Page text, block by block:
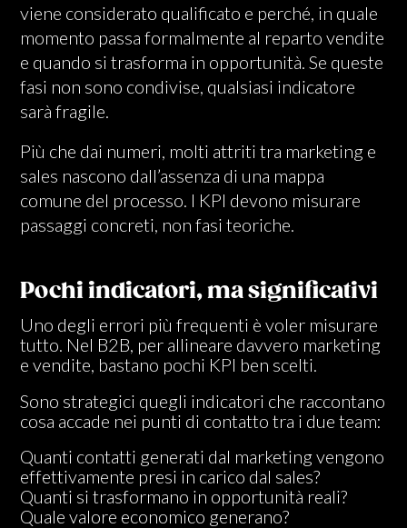
viene considerato qualificato e perché, in quale
momento passa formalmente al reparto vendite
e quando si trasforma in opportunità. Se queste
fasi non sono condivise, qualsiasi indicatore
sarà fragile.
Più che dai numeri, molti attriti tra marketing e
sales nascono dall’assenza di una mappa
comune del processo. I KPI devono misurare
passaggi concreti, non fasi teoriche.
Pochi indicatori, ma significativi
Uno degli errori più frequenti è voler misurare
tutto. Nel B2B, per allineare davvero marketing
e vendite, bastano pochi KPI ben scelti.
Sono strategici quegli indicatori che raccontano
cosa accade nei punti di contatto tra i due team:
Quanti contatti generati dal marketing vengono
effettivamente presi in carico dal sales?
Quanti si trasformano in opportunità reali?
Quale valore economico generano?